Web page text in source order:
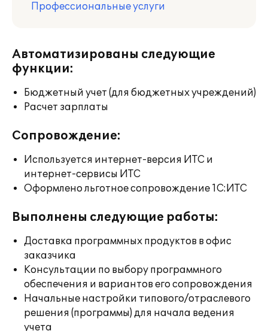
Профессиональные услуги
Автоматизированы следующие
функции:
Бюджетный учет (для бюджетных учреждений)
Расчет зарплаты
Сопровождение:
Используется интернет-версия ИТС и
интернет-сервисы ИТС
Оформлено льготное сопровождение 1С:ИТС
Выполнены следующие работы:
Доставка программных продуктов в офис
заказчика
Консультации по выбору программного
обеспечения и вариантов его сопровождения
Начальные настройки типового/отраслевого
решения (программы) для начала ведения
учета